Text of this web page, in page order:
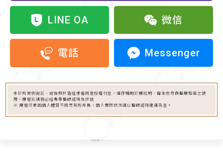
LINE OA 微信
電話 Messenger
本診所案例術前、術後照片皆經患者同意授權刊登，僅作輔助診療說明、衛生教育與醫療知識之使
用，療程前請務必經專業醫師諮詢及評估
※ 療程效果因個人體質不同而有所差異，個人實際狀況請以醫師諮詢建議為主。